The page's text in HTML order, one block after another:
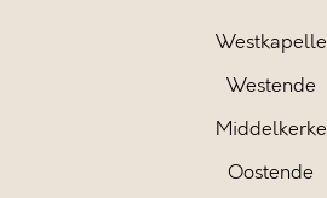
Westkapelle
Westende
Middelkerke
Oostende